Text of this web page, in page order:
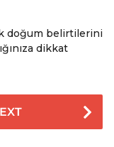
doğum belirtilerini
dikkat